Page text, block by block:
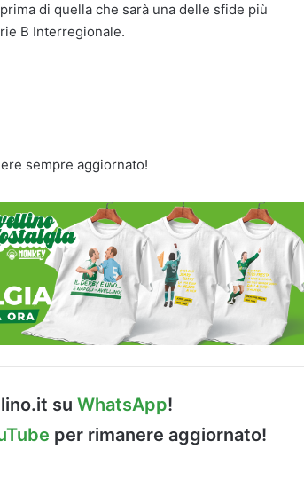
di quella che sarà una delle sfide più
B Interregionale.
sempre aggiornato!
su WhatsApp!
per rimanere aggiornato!